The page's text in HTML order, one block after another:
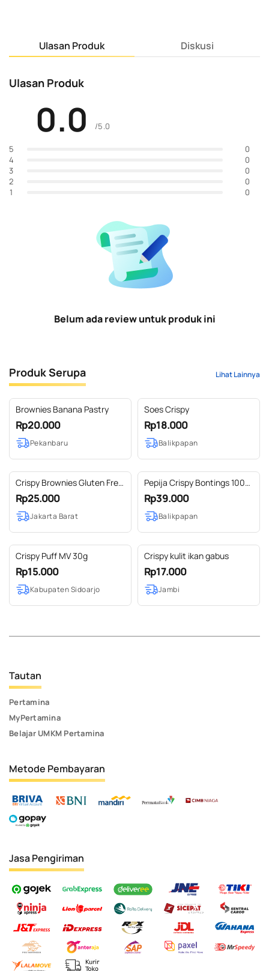
Ulasan Produk Diskusi
Ulasan Produk
0.0 /5.0
5
0
4
0
3
0
2
0
1
0
Belum ada review untuk produk ini
Produk Serupa Lihat Lainnya
Brownies Banana Pastry
Rp20.000
Pekanbaru
Soes Crispy
Rp18.000
Balikpapan
Crispy Brownies Gluten Free
100gram
Rp25.000
Jakarta Barat
Pepija Crispy Bontings 100
gram
Rp39.000
Balikpapan
Crispy Puff MV 30g
Rp15.000
Kabupaten Sidoarjo
Crispy kulit ikan gabus
Rp17.000
Jambi
Tautan
Pertamina
MyPertamina
Belajar UMKM Pertamina
Metode Pembayaran
Jasa Pengiriman